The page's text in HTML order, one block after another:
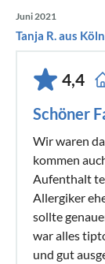
Juni 2021
Tanja R. aus Köln
4,4
Schöner
Wir waren
kommen
Aufenthalt
Allergiker
sollte
war alles
und gut